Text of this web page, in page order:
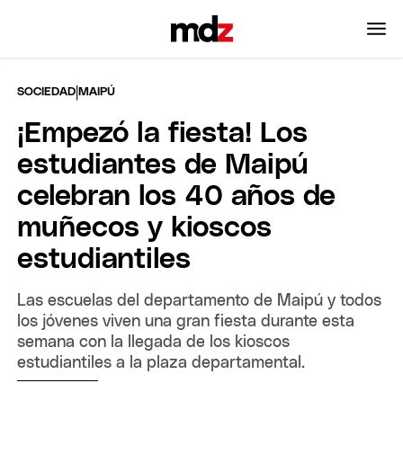
SOCIEDAD |MAIPÚ
¡Empezó la fiesta! Los
estudiantes de Maipú
celebran los 40 años de
muñecos y kioscos
estudiantiles
Las escuelas del departamento de Maipú y todos
los jóvenes viven una gran fiesta durante esta
semana con la llegada de los kioscos
estudiantiles a la plaza departamental.